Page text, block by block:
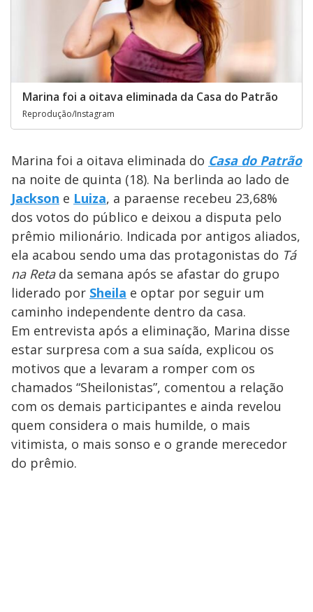
Marina foi a oitava eliminada da Casa do Patrão
Reprodução/Instagram
Marina foi a oitava eliminada do Casa do Patrão
na noite de quinta (18). Na berlinda ao lado de
Jackson e Luiza, a paraense recebeu 23,68%
dos votos do público e deixou a disputa pelo
prêmio milionário. Indicada por antigos aliados,
ela acabou sendo uma das protagonistas do Tá
na Retada semana após se afastar do grupo
liderado por Sheila e optar por seguir um
caminho independente dentro da casa.
Em entrevista após a eliminação, Marina disse
estar surpresa com a sua saída, explicou os
motivos que a levaram a romper com os
chamados “Sheilonistas”, comentou a relação
com os demais participantes e ainda revelou
quem considera o mais humilde, o mais
vitimista, o mais sonso e o grande merecedor
do prêmio.